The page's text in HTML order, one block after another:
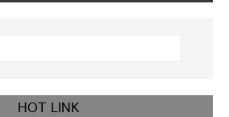
HOT LINK